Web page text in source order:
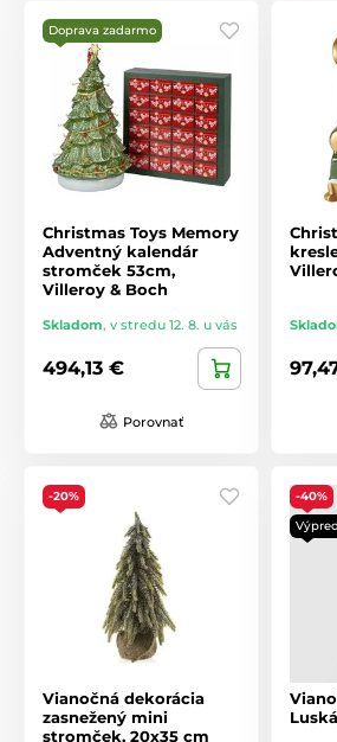
Doprava zadarmo
Christmas Toys Memory
Adventný kalendár
stromček 53cm,
Villeroy & Boch
Skladom, v stredu 12. 8. u vás
494,13 €
Porovnať
-20%
Vianočná dekorácia
zasnežený mini
stromček, 20x35 cm
-40%